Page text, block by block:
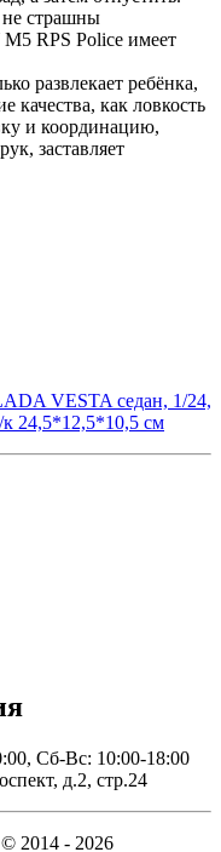
страшны
RPS Police имеет
развлекает ребёнка,
качества, как ловкость
и координацию,
заставляет
VESTA седан, 1/24,
к 24,5*12,5*10,5 см
Сб-Вс: 10:00-18:00
д.2, стр.24
2014 - 2026